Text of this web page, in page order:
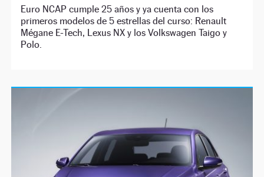
Euro NCAP cumple 25 años y ya cuenta con los
primeros modelos de 5 estrellas del curso: Renault
Mégane E-Tech, Lexus NX y los Volkswagen Taigo y
Polo.